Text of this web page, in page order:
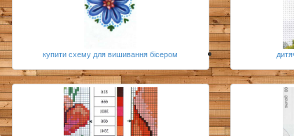
купити схему для вишивання бісером